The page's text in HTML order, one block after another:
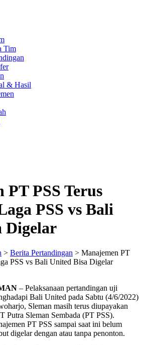
Tim
& Hasil
PT PSS Terus
PSS vs Bali
Digelar
> Berita Pertandingan > Manajemen PT
PSS vs Bali United Bisa Digelar
– Pelaksanaan pertandingan uji
Bali United pada Sabtu (4/6/2022)
Sleman masih terus diupayakan
Putra Sleman Sembada (PT PSS).
PT PSS sampai saat ini belum
digelar dengan atau tanpa penonton.